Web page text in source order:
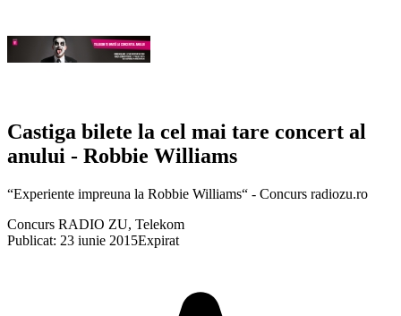
Castiga bilete la cel mai tare concert al
anului - Robbie Williams
“Experiente impreuna la Robbie Williams“ - Concurs radiozu.ro
Concurs RADIO ZU, Telekom
Publicat: 23 iunie 2015Expirat